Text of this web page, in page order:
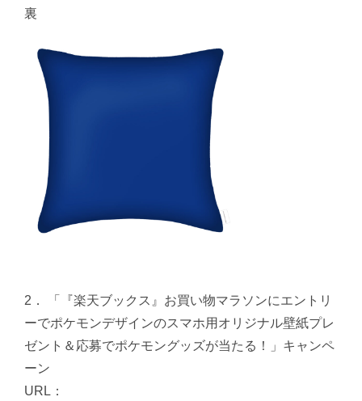
裏
2． 「『楽天ブックス』お買い物マラソンにエントリ
ーでポケモンデザインのスマホ用オリジナル壁紙プレ
ゼント＆応募でポケモングッズが当たる！」キャンペ
ーン
URL：